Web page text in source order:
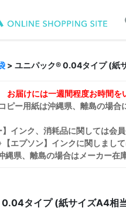
> ユニパック® 0.04タイプ (
お届けには一週間程度お時間
ピー用紙は沖縄県、離島の場合
インク、消耗品に関しては会
エプソン】インクに関しまし
縄県、離島の場合はメーカー在
0.04タイプ (紙サイズA4